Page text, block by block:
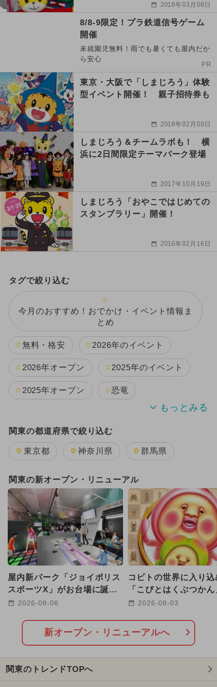
2018年03月08日
8/8-9限定！プラ鉄道信号ゲーム
開催
未就園児無料！雨でも暑くても屋内だか
ら安心
PR
東京・大阪で「しまじろう」体験
型イベント開催！ 親子招待券も
2018年02月09日
しまじろう＆チームラボも！ 横
浜に2日間限定テーマパーク登場
2017年10月19日
しまじろう「おやこではじめての
スタンプラリー」開催！
2016年02月16日
タグで絞り込む
今月のおすすめ！おでかけ・イベント情報ま
とめ
無料・格安 2026年のイベント
2026年オープン 2025年のイベント
2025年オープン 恐竜
2024年のイベント
週末イベント関東パック 夏休み
GW(ゴールデンウィーク)
2025年11月のイベント
2026年1月のイベント
2025年12月のイベント
2026年8月のイベント
2024年7月のイベント
2026年7月のイベント
2025年10月のイベント
関東の都道府県で絞り込む
東京都 神奈川県 群馬県
関東の新オープン・リニューアル
屋内新パーク「ジョイポリス
スポーツX」がお台場に誕
生！ ARやトランポリンで
2026-08-06
コビトの世界に入り
「こびとはくぶつか
玉に8/12グランドオー
2026-08-03
新オープン・リニューアルへ
関東のトレンドTOPへ